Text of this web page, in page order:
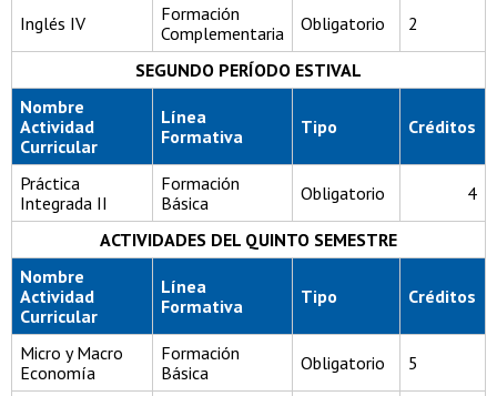
Inglés IV
Formación
Complementaria
Obligatorio 2
SEGUNDO PERÍODO ESTIVAL
Nombre
Actividad
Curricular
Línea
Formativa
Tipo Créditos
Práctica
Integrada II
Formación
Básica
Obligatorio 4
ACTIVIDADES DEL QUINTO SEMESTRE
Nombre
Actividad
Curricular
Línea
Formativa
Tipo Créditos
Micro y Macro
Economía
Formación
Básica
Obligatorio 5